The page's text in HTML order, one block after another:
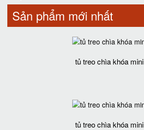
Sản phẩm mới nhất
tủ treo chìa khóa mini
tủ treo chìa khóa mini